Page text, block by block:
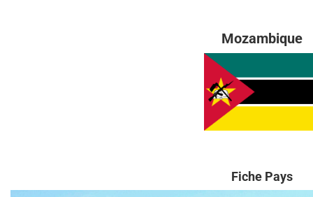
Mozambique
Fiche Pays